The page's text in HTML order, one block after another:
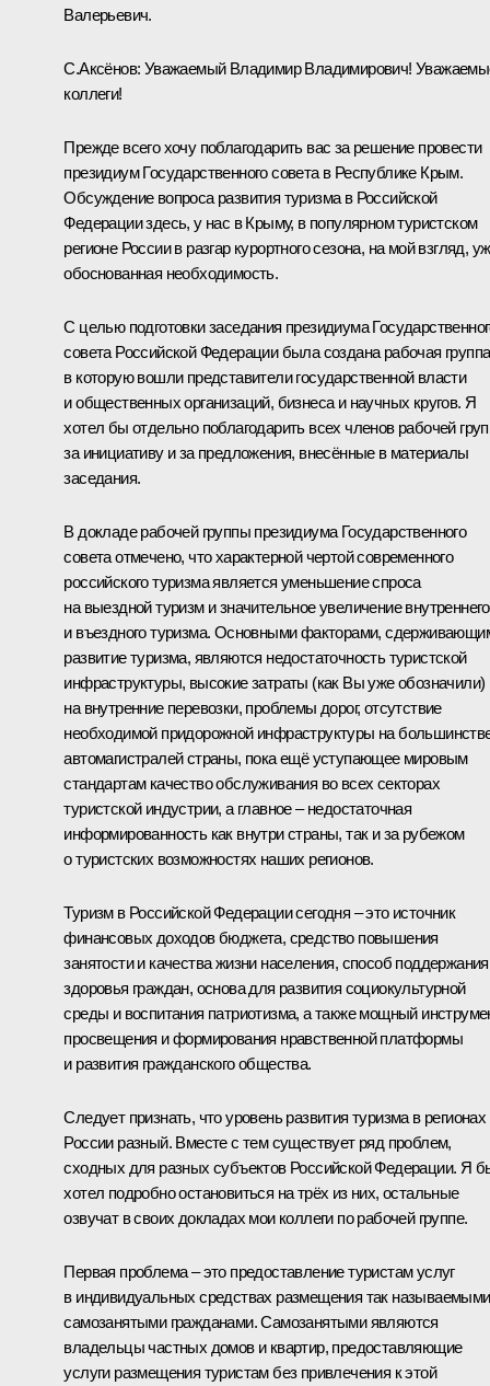
Валерьевич.
С.Аксёнов: Уважаемый Владимир Владимирович!
коллеги!
Прежде всего хочу поблагодарить вас за решение провести
президиум Государственного совета в Республике Крым.
Обсуждение вопроса развития туризма в Российской
Федерации здесь, у нас в Крыму, в популярном туристском
регионе России в разгар курортного сезона, на мой взгляд,
обоснованная необходимость.
С целью подготовки заседания президиума
совета Российской Федерации была создана рабочая
в которую вошли представители государственной власти
и общественных организаций, бизнеса и научных кругов. Я
хотел бы отдельно поблагодарить всех членов рабочей
за инициативу и за предложения, внесённые в материалы
заседания.
В докладе рабочей группы президиума Государственного
совета отмечено, что характерной чертой современного
российского туризма является уменьшение спроса
на выездной туризм и значительное увеличение внутреннего
и въездного туризма. Основными факторами,
развитие туризма, являются недостаточность туристской
инфраструктуры, высокие затраты (как Вы уже обозначили)
на внутренние перевозки, проблемы дорог, отсутствие
необходимой придорожной инфраструктуры на
автомагистралей страны, пока ещё уступающее мировым
стандартам качество обслуживания во всех секторах
туристской индустрии, а главное – недостаточная
информированность как внутри страны, так и за рубежом
о туристских возможностях наших регионов.
Туризм в Российской Федерации сегодня – это источник
финансовых доходов бюджета, средство повышения
занятости и качества жизни населения, способ поддержания
здоровья граждан, основа для развития социокультурной
среды и воспитания патриотизма, а также мощный
просвещения и формирования нравственной платформы
и развития гражданского общества.
Следует признать, что уровень развития туризма в регионах
России разный. Вместе с тем существует ряд проблем,
сходных для разных субъектов Российской Федерации. Я
хотел подробно остановиться на трёх из них, остальные
озвучат в своих докладах мои коллеги по рабочей группе.
Первая проблема – это предоставление туристам услуг
в индивидуальных средствах размещения так называемыми
самозанятыми гражданами. Самозанятыми являются
владельцы частных домов и квартир, предоставляющие
услуги размещения туристам без привлечения к этой